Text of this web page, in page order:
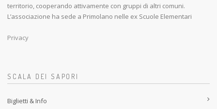
territorio, cooperando attivamente con gruppi di altri comuni.
L’associazione ha sede a Primolano nelle ex Scuole Elementari
Privacy
SCALA DEI SAPORI
Biglietti & Info